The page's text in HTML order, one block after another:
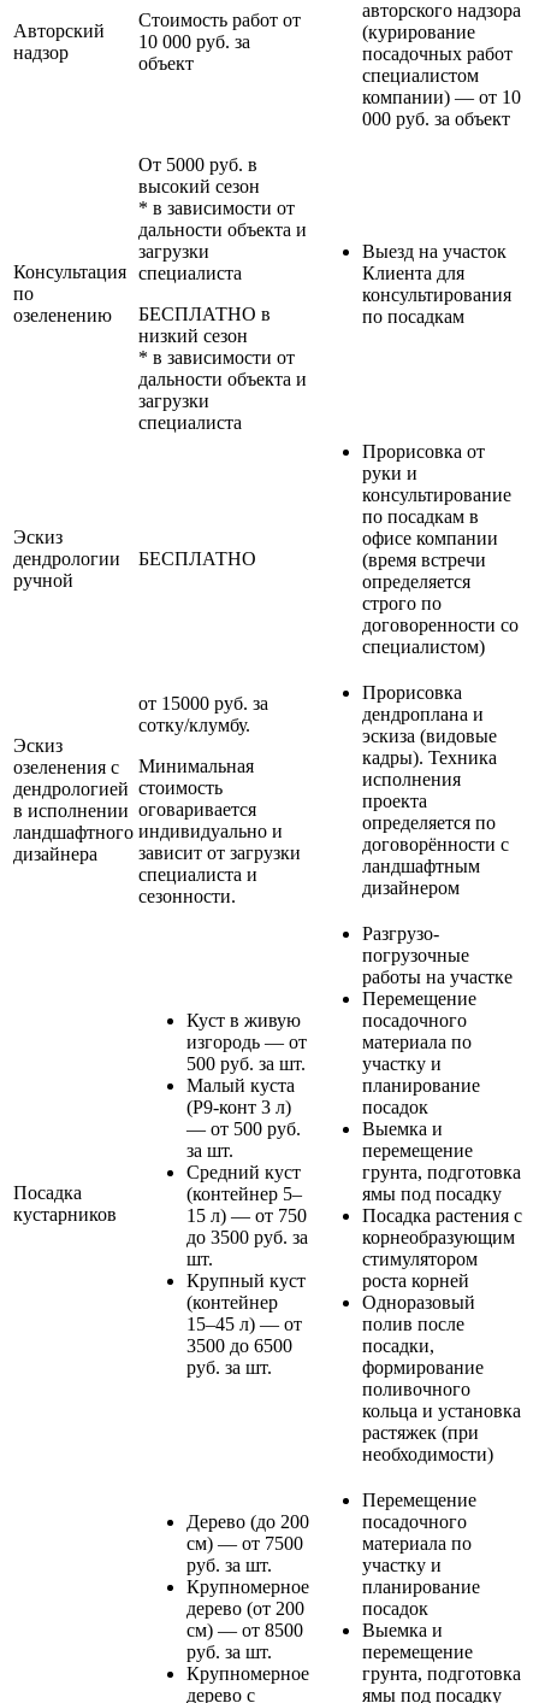
Авторский
надзор
Стоимость работ от
10 000 руб. за
объект
авторского надзора
(курирование
посадочных работ
специалистом
компании) — от 10
000 руб. за объект
Консультация
по
озеленению
От 5000 руб. в
высокий сезон
* в зависимости от
дальности объекта и
загрузки
специалиста
БЕСПЛАТНО в
низкий сезон
* в зависимости от
дальности объекта и
загрузки
специалиста
Выезд на участок
Клиента для
консультирования
по посадкам
Эскиз
дендрологии
ручной
БЕСПЛАТНО
Прорисовка от
руки и
консультирование
по посадкам в
офисе компании
(время встречи
определяется
строго по
договоренности со
специалистом)
Эскиз
озеленения с
дендрологией
в исполнении
ландшафтного
дизайнера
от 15000 руб. за
сотку/клумбу.
Минимальная
стоимость
оговаривается
индивидуально и
зависит от загрузки
специалиста и
сезонности.
Прорисовка
дендроплана и
эскиза (видовые
кадры). Техника
исполнения
проекта
определяется по
договорённости с
ландшафтным
дизайнером
Посадка
кустарников
Куст в живую
изгородь — от
500 руб. за шт.
Малый куста
(Р9-конт 3 л)
— от 500 руб.
за шт.
Средний куст
(контейнер 5–
15 л) — от 750
до 3500 руб. за
шт.
Крупный куст
(контейнер
15–45 л) — от
3500 до 6500
руб. за шт.
Разгрузо-
погрузочные
работы на участке
Перемещение
посадочного
материала по
участку и
планирование
посадок
Выемка и
перемещение
грунта, подготовка
ямы под посадку
Посадка растения с
корнеобразующим
стимулятором
роста корней
Одноразовый
полив после
посадки,
формирование
поливочного
кольца и установка
растяжек (при
необходимости)
Дерево (до 200
см) — от 7500
руб. за шт.
Крупномерное
дерево (от 200
см) — от 8500
руб. за шт.
Крупномерное
дерево с
Перемещение
посадочного
материала по
участку и
планирование
посадок
Выемка и
перемещение
грунта, подготовка
ямы под посадку